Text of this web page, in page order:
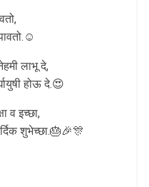
लाभू दे,
होऊ दे.😍
व इच्छा,
शुभेच्छा.🎂🎉🎊